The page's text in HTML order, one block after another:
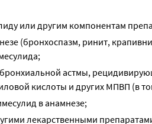
или другим компонентам
(бронхоспазм, ринит,
астмы,
кислоты и других МПВП (в
в анамнезе;
лекарственными